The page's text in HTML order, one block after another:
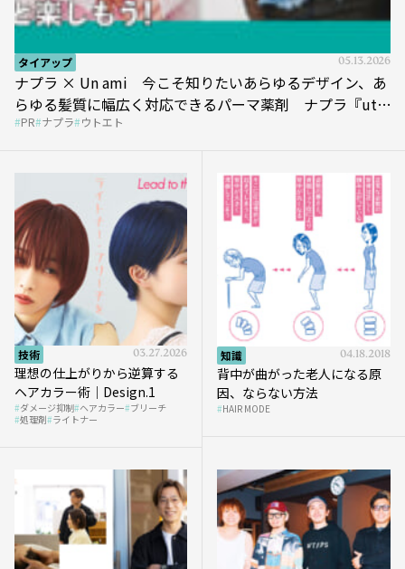
タイアップ 05.13.2026
ナプラ × Un ami 今こそ知りたいあらゆるデザイン、あ
らゆる髪質に幅広く対応できるパーマ薬剤 ナプラ『ut-
et』
PR ナプラ ウトエト
技術 03.27.2026
理想の仕上がりから逆算する
ヘアカラー術｜Design.1
ダメージ抑制 ヘアカラー ブリーチ
処理剤 ライトナー
知識 04.18.2018
背中が曲がった老人になる原
因、ならない方法
HAIR MODE